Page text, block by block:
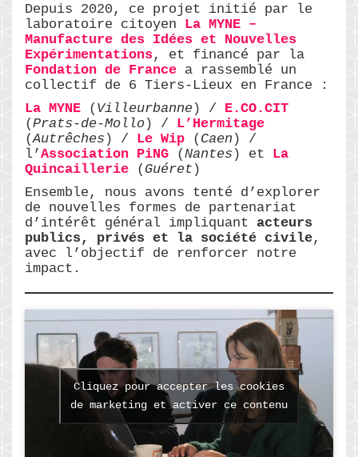
Depuis 2020, ce projet initié par le
laboratoire citoyen La MYNE –
Manufacture des Idées et Nouvelles
Expérimentations, et financé par la
Fondation de France a rassemblé un
collectif de 6 Tiers-Lieux en France :
La MYNE ( Villeurbanne) / E.CO.CIT
(Prats-de-Mollo) / L’Hermitage
(Autrêches ) / Le Wip ( Caen ) /
l’Association PiNG (Nantes ) et
La
Quincaillerie ( Guéret )
Ensemble, nous avons tenté d’explorer
de nouvelles formes de partenariat
d’intérêt général impliquant acteurs
publics, privés et la société civile,
avec l’objectif de renforcer notre
impact.
Cliquez pour accepter les cookies
de marketing et activer ce contenu